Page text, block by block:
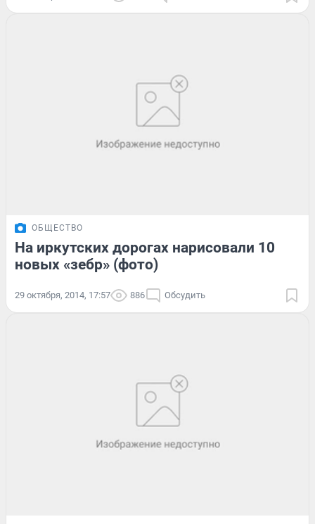
ОБЩЕСТВО
На иркутских дорогах нарисовали 10
новых «зебр» (фото)
29 октября, 2014, 17:57 886 Обсудить